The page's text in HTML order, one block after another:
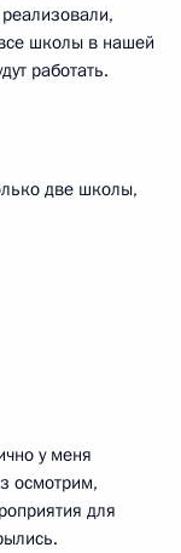
школы в нашей
работать.
две школы,
у меня
осмотрим,
для